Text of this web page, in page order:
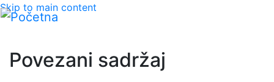
Skip to main content
Povezani sadržaj